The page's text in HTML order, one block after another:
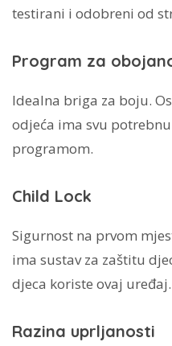
testirani i odobreni od
Program za
Idealna briga za boju.
odjeća ima svu
programom.
Child Lock
Sigurnost na prvom
ima sustav za zaštitu
djeca koriste ovaj uređaj.
Razina uprljanosti